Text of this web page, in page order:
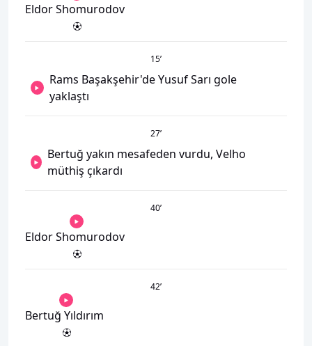
Eldor Shomurodov
15’
Rams Başakşehir'de Yusuf Sarı gole
yaklaştı
27’
Bertuğ yakın mesafeden vurdu, Velho
müthiş çıkardı
40’
Eldor Shomurodov
42’
Bertuğ Yıldırım